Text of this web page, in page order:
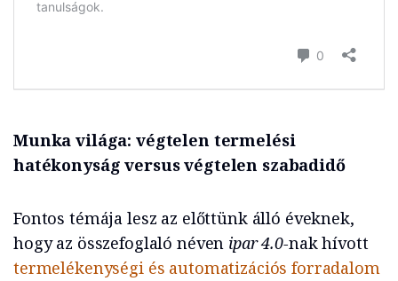
Munka világa: végtelen termelési
hatékonyság versus végtelen szabadidő
Fontos témája lesz az előttünk álló éveknek,
hogy az összefoglaló néven ipar 4.0-nak hívott
termelékenységi és automatizációs forradalom